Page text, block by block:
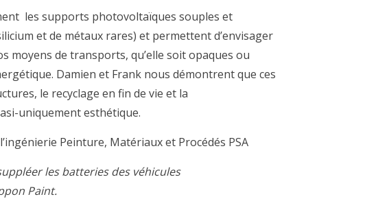
les supports photovoltaïques souples et
et de métaux rares) et permettent d’envisager
moyens de transports, qu’elle soit opaques ou
Damien et Frank nous démontrent que ces
le recyclage en fin de vie et la
uniquement esthétique.
Peinture, Matériaux et Procédés PSA
les batteries des véhicules
Paint.